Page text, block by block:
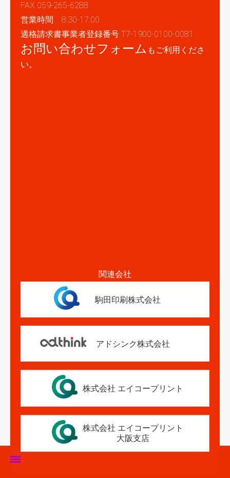
FAX 059-265-6288
営業時間 8:30-17:00
適格請求書事業者登録番号 T7-1900-0100-0081
お問い合わせフォーム もご利用くださ
い。
関連会社
駒田印刷株式会社
アドシンク株式会社
株式会社 エイコープリント
株式会社 エイコープリント
大阪支店